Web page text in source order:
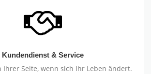
Kundendienst & Service
Ihrer Seite, wenn sich Ihr Leben ändert.